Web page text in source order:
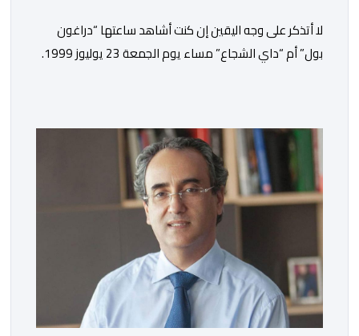
لا أتذكر على وجه اليقين إن كنت أشاهد ساعتها “دراغون
بول” أم “داي الشجاع” مساء يوم الجمعة 23 يوليوز 1999.
الإعلان الرسمي عن وفاة الملك الحسن الثاني طيب الله ثراه،
رافقته هيستيريا من البكاء داخل المنزل […]